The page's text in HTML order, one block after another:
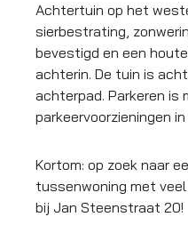
Achtertuin op het
sierbestrating,
bevestigd en een
achterin. De tuin is
achterpad. Parkeren is
parkeervoorzieningen
Kortom: op zoek naar
tussenwoning met
bij Jan Steenstraat 20!